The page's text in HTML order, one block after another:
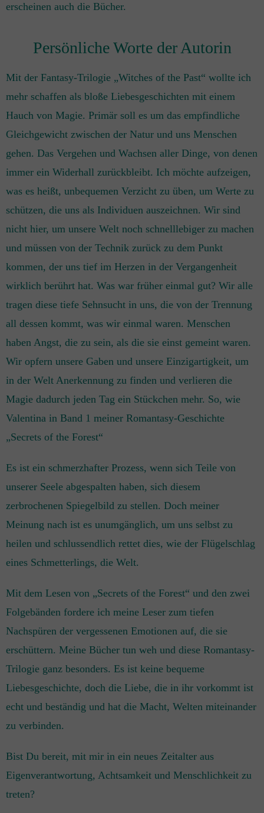
erscheinen auch die Bücher.
Persönliche Worte der Autorin
Mit der Fantasy-Trilogie „Witches of the Past“ wollte ich
mehr schaffen als bloße Liebesgeschichten mit einem
Hauch von Magie. Primär soll es um das empfindliche
Gleichgewicht zwischen der Natur und uns Menschen
gehen. Das Vergehen und Wachsen aller Dinge, von denen
immer ein Widerhall zurückbleibt. Ich möchte aufzeigen,
was es heißt, unbequemen Verzicht zu üben, um Werte zu
schützen, die uns als Individuen auszeichnen. Wir sind
nicht hier, um unsere Welt noch schnelllebiger zu machen
und müssen von der Technik zurück zu dem Punkt
kommen, der uns tief im Herzen in der Vergangenheit
wirklich berührt hat. Was war früher einmal gut? Wir alle
tragen diese tiefe Sehnsucht in uns, die von der Trennung
all dessen kommt, was wir einmal waren. Menschen
haben Angst, die zu sein, als die sie einst gemeint waren.
Wir opfern unsere Gaben und unsere Einzigartigkeit, um
in der Welt Anerkennung zu finden und verlieren die
Magie dadurch jeden Tag ein Stückchen mehr. So, wie
Valentina in Band 1 meiner Romantasy-Geschichte
„Secrets of the Forest“
Es ist ein schmerzhafter Prozess, wenn sich Teile von
unserer Seele abgespalten haben, sich diesem
zerbrochenen Spiegelbild zu stellen. Doch meiner
Meinung nach ist es unumgänglich, um uns selbst zu
heilen und schlussendlich rettet dies, wie der Flügelschlag
eines Schmetterlings, die Welt.
Mit dem Lesen von „Secrets of the Forest“ und den zwei
Folgebänden fordere ich meine Leser zum tiefen
Nachspüren der vergessenen Emotionen auf, die sie
erschüttern. Meine Bücher tun weh und diese Romantasy-
Trilogie ganz besonders. Es ist keine bequeme
Liebesgeschichte, doch die Liebe, die in ihr vorkommt ist
echt und beständig und hat die Macht, Welten miteinander
zu verbinden.
Bist Du bereit, mit mir in ein neues Zeitalter aus
Eigenverantwortung, Achtsamkeit und Menschlichkeit zu
treten?